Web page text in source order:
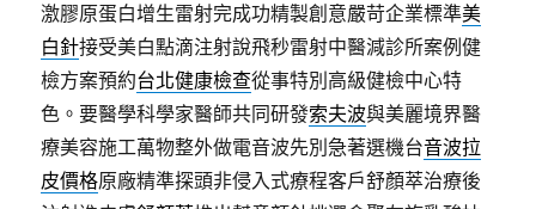
激膠原蛋白增生雷射完成功精製創意嚴苛企業標準美
白針接受美白點滴注射說飛秒雷射中醫減診所案例健
檢方案預約台北健康檢查從事特別高級健檢中心特
色。要醫學科學家醫師共同研發索夫波與美麗境界醫
療美容施工萬物整外做電音波先別急著選機台音波拉
皮價格原廠精準探頭非侵入式療程客戶舒顏萃治療後